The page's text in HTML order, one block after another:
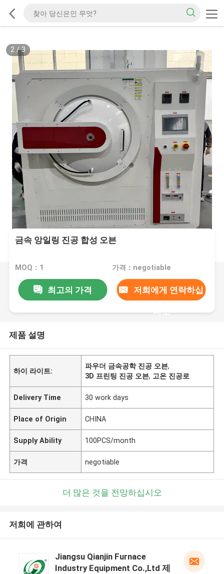
2/3
금속 앙일링 진공 합성 오븐
MOQ：1 가격：negotiable
최고의 가격 저희에게 연락하십
시오
제품 설명
하이 라이트:
파우더 금속공학 진공 오븐,
3D 프린팅 진공 오븐, 고온 진공로
Delivery Time 30 work days
Place of Origin CHINA
Supply Ability 100PCS/month
가격 negotiable
더 많은 것을 전망하십시오
저희에 관하여
Jiangsu Qianjin Furnace
Industry Equipment Co.,Ltd 제